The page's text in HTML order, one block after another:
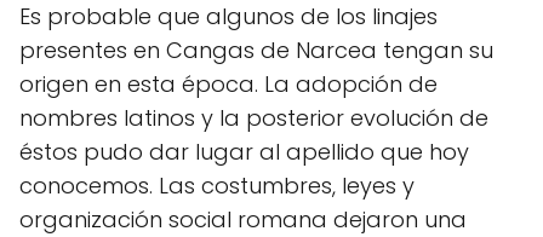
Es probable que algunos de los linajes
presentes en Cangas de Narcea tengan su
origen en esta época. La adopción de
nombres latinos y la posterior evolución de
éstos pudo dar lugar al apellido que hoy
conocemos. Las costumbres, leyes y
organización social romana dejaron una